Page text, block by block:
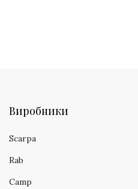
Виробники
Scarpa
Rab
Camp